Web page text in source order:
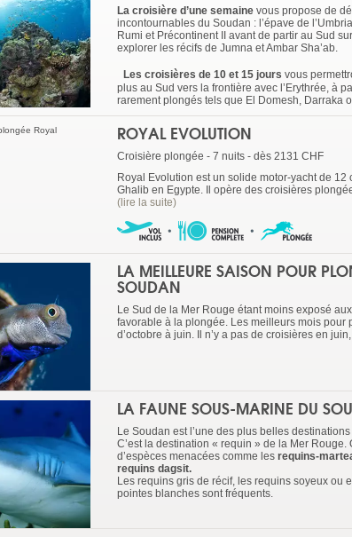
La croisière d’une semaine vous propose de
incontournables du Soudan : l’épave de
Rumi et Précontinent II avant de partir au Sud
explorer les récifs de Jumna et Ambar Sha’ab.
Les croisières de 10 et 15 jours vous
plus au Sud vers la frontière avec l’Erythrée, à
rarement plongés tels que El Domesh, Darraka
ROYAL EVOLUTION
Croisière plongée - 7 nuits - dès 2131 CHF
Royal Evolution est un solide motor-yacht de 12
Ghalib en Egypte. Il opère des croisières
(lire la suite)
LA MEILLEURE SAISON POUR
SOUDAN
Le Sud de la Mer Rouge étant moins exposé
favorable à la plongée. Les meilleurs mois pour
d’octobre à juin. Il n’y a pas de croisières en
LA FAUNE SOUS-MARINE DU
Le Soudan est l’une des plus belles
C’est la destination « requin » de la Mer Rouge.
d’espèces menacées comme les requins-
requins dagsit.
Les requins gris de récif, les requins soyeux ou
pointes blanches sont fréquents.